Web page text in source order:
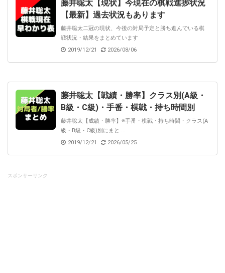
藤井聡太【現状】今現在の棋戦進捗状況
【最新】過去状況もあります
藤井聡太二冠の現状、今後の対局予定と勝ち進んでいる棋
戦状況・結果をまとめています
2019/12/21
2026/08/06
藤井聡太【戦績・勝率】クラス別(A級・
B級・C級)・手番・棋戦・持ち時間別
藤井聡太【成績・勝率】※手番・棋戦・持ち時間・クラス(A
級・B級・C級)別にまと ...
2019/12/21
2026/05/25
スポンサーリンク